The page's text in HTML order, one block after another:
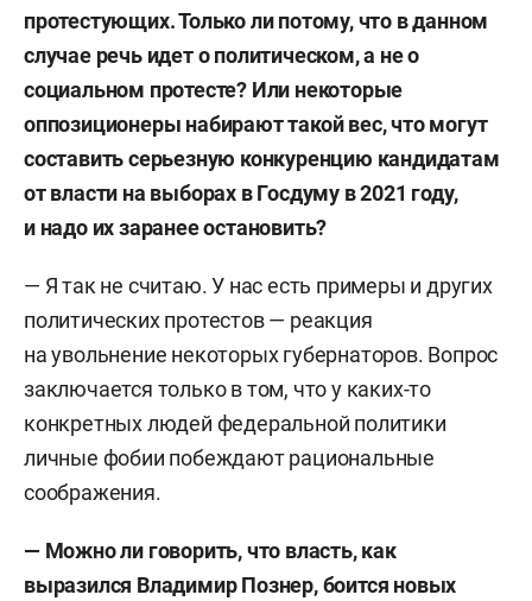
протестующих. Только ли потому, что в данном
случае речь идет о политическом, а не о
социальном протесте? Или некоторые
оппозиционеры набирают такой вес, что могут
составить серьезную конкуренцию кандидатам
от власти на выборах в Госдуму в 2021 году,
и надо их заранее остановить?
— Я так не считаю. У нас есть примеры и других
политических протестов — реакция
на увольнение некоторых губернаторов. Вопрос
заключается только в том, что у каких-то
конкретных людей федеральной политики
личные фобии побеждают рациональные
соображения.
— Можно ли говорить, что власть, как
выразился Владимир Познер, боится новых